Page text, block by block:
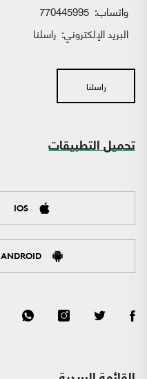
واتساب:
البريد الإلكتروني: راسلنا
راسلنا
تحميل التطبيقات
IOS
ANDROID